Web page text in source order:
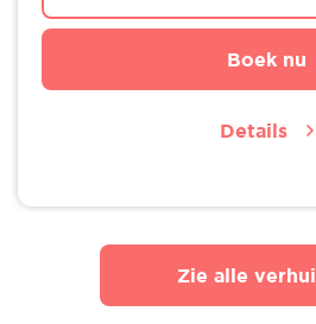
Boek nu
Details
Zie alle